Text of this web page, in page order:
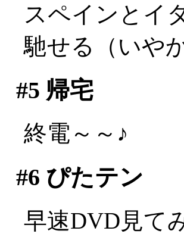
スペインとイ
馳せる（いや
#5 帰宅
終電～～♪
#6 ぴたテン
早速DVD見て